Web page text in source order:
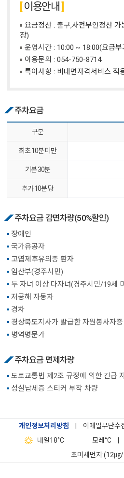
이용안내
요금정산 : 출구,사전무인정산
장)
운영시간 : 10:00 ~ 18:00(요금
이용문의 : 054-750-8714
특이사항 : 비대면자격서비스 적
주차요금
구분
최초 10분 미만
기본 30분
추가 10분 당
주차요금 감면차량(50%할인)
장애인
국가유공자
고엽제후유의증 환자
임산부(경주시민)
두 자녀 이상 다자녀(경주시민/19세
저공해 자동차
경차
경상북도지사가 발급한 자원봉사자
병역명문가
주차요금 면제차량
도로교통법 제2조 규정에 의한 긴급
성실납세증 스티커 부착 차량
개인정보처리방침 이메일무단수
내일18°C 모레 °C
초미세먼지:(12㎍